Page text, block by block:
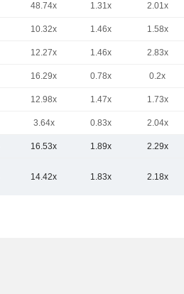
48.74x 1.31x 2.01x
10.32x 1.46x 1.58x
12.27x 1.46x 2.83x
16.29x 0.78x 0.2x
12.98x 1.47x 1.73x
3.64x 0.83x 2.04x
16.53x 1.89x 2.29x
14.42x 1.83x 2.18x